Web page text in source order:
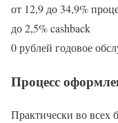
от 12,9 до 34,9%
до 2,5% cashback
0 рублей годовое
Процесс
Практически во всех